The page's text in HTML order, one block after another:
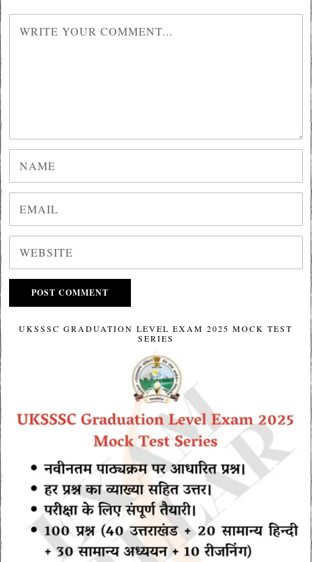
UKSSSC GRADUATION LEVEL EXAM 2025 MOCK TEST
SERIES